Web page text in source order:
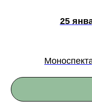
25